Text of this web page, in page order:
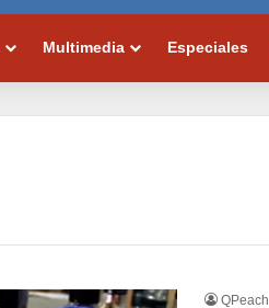
Multimedia Especiales
QPeach